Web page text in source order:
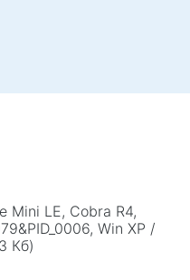
Mini LE, Cobra R4,
Win XP /
Кб)